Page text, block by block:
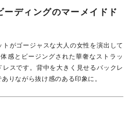
ーディングのマーメイドド
がゴージャスな大人の女性を演出して
感とビージングされた華奢なストラッ
スです。背中を大きく見せるバックレ
りながら抜け感のある印象に。